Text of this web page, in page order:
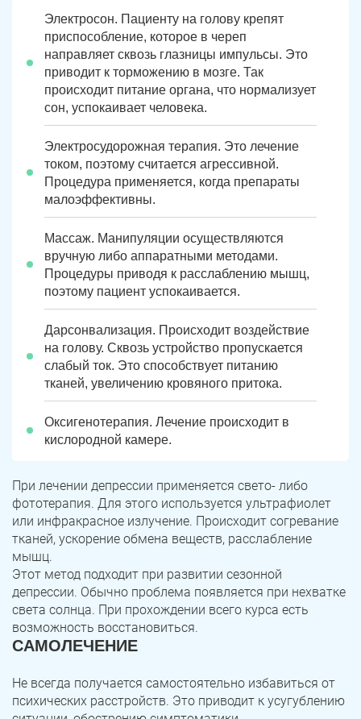
Электросон. Пациенту на голову крепят
приспособление, которое в череп
направляет сквозь глазницы импульсы. Это
приводит к торможению в мозге. Так
происходит питание органа, что нормализует
сон, успокаивает человека.
Электросудорожная терапия. Это лечение
током, поэтому считается агрессивной.
Процедура применяется, когда препараты
малоэффективны.
Массаж. Манипуляции осуществляются
вручную либо аппаратными методами.
Процедуры приводя к расслаблению мышц,
поэтому пациент успокаивается.
Дарсонвализация. Происходит воздействие
на голову. Сквозь устройство пропускается
слабый ток. Это способствует питанию
тканей, увеличению кровяного притока.
Оксигенотерапия. Лечение происходит в
кислородной камере.
При лечении депрессии применяется свето- либо
фототерапия. Для этого используется ультрафиолет
или инфракрасное излучение. Происходит согревание
тканей, ускорение обмена веществ, расслабление
мышц.
Этот метод подходит при развитии сезонной
депрессии. Обычно проблема появляется при нехватке
света солнца. При прохождении всего курса есть
возможность восстановиться.
САМОЛЕЧЕНИЕ
Не всегда получается самостоятельно избавиться от
психических расстройств. Это приводит к усугублению